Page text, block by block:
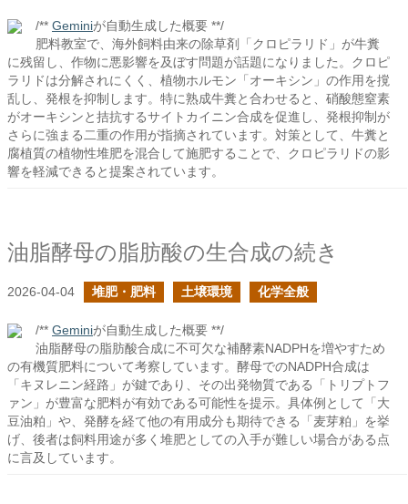
/** Geminiが自動生成した概要 **/
肥料教室で、海外飼料由来の除草剤「クロピラリド」が牛糞
に残留し、作物に悪影響を及ぼす問題が話題になりました。クロピ
ラリドは分解されにくく、植物ホルモン「オーキシン」の作用を撹
乱し、発根を抑制します。特に熟成牛糞と合わせると、硝酸態窒素
がオーキシンと拮抗するサイトカイニン合成を促進し、発根抑制が
さらに強まる二重の作用が指摘されています。対策として、牛糞と
腐植質の植物性堆肥を混合して施肥することで、クロピラリドの影
響を軽減できると提案されています。
油脂酵母の脂肪酸の生合成の続き
2026-04-04 堆肥・肥料 土壌環境 化学全般
/** Geminiが自動生成した概要 **/
油脂酵母の脂肪酸合成に不可欠な補酵素NADPHを増やすため
の有機質肥料について考察しています。酵母でのNADPH合成は
「キヌレニン経路」が鍵であり、その出発物質である「トリプトフ
ァン」が豊富な肥料が有効である可能性を提示。具体例として「大
豆油粕」や、発酵を経て他の有用成分も期待できる「麦芽粕」を挙
げ、後者は飼料用途が多く堆肥としての入手が難しい場合がある点
に言及しています。